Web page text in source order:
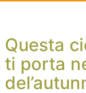
Questa
ti porta